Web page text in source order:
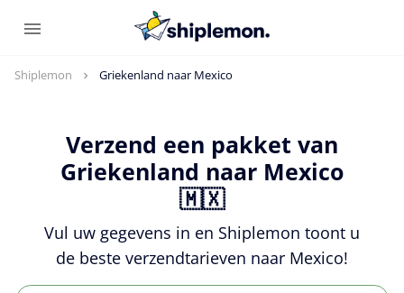
Shiplemon Griekenland naar Mexico
Verzend een pakket van
Griekenland naar Mexico
🇲🇽
Vul uw gegevens in en Shiplemon toont u
de beste verzendtarieven naar Mexico!